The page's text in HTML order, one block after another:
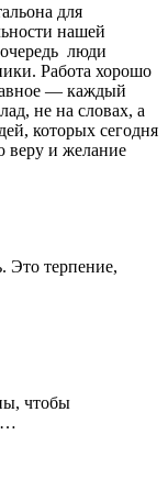
для
нашей
люди
Работа хорошо
— каждый
не на словах, а
которых сегодня
веру и желание
Это терпение,
чтобы